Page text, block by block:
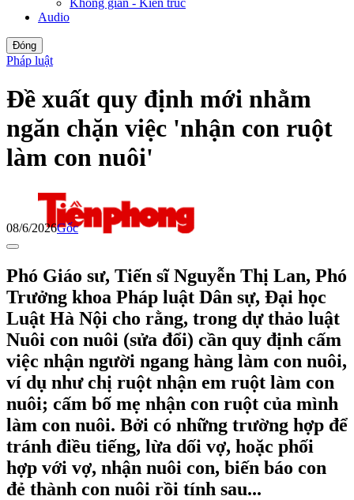
Không gian - Kiến trúc
Audio
Đóng
Pháp luật
Đề xuất quy định mới nhằm
ngăn chặn việc 'nhận con ruột
làm con nuôi'
08/6/2026Gốc
Phó Giáo sư, Tiến sĩ Nguyễn Thị Lan, Phó
Trưởng khoa Pháp luật Dân sự, Đại học
Luật Hà Nội cho rằng, trong dự thảo luật
Nuôi con nuôi (sửa đổi) cần quy định cấm
việc nhận người ngang hàng làm con nuôi,
ví dụ như chị ruột nhận em ruột làm con
nuôi; cấm bố mẹ nhận con ruột của mình
làm con nuôi. Bởi có những trường hợp để
tránh điều tiếng, lừa dối vợ, hoặc phối
hợp với vợ, nhận nuôi con, biến báo con
đẻ thành con nuôi rồi tính sau...